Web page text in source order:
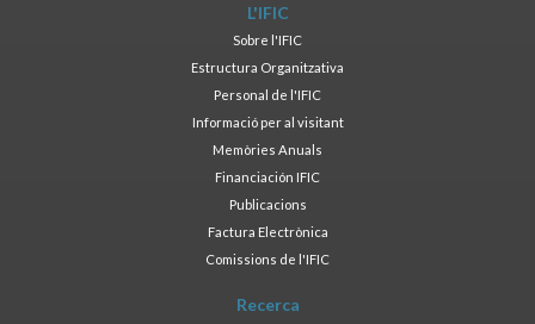
L'IFIC
Sobre l'IFIC
Estructura Organitzativa
Personal de l'IFIC
Informació per al visitant
Memòries Anuals
Financiación IFIC
Publicacions
Factura Electrònica
Comissions de l'IFIC
Recerca